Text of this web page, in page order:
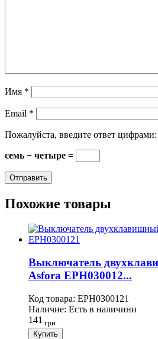
Имя *
Email *
Пожалуйста, введите ответ цифрами:
семь − четыре =
Похожие товары
Выключатель
Asfora EPH030012...
Код товара: EPH0300121
Наличие: Есть в наличини
141 грн
Купить